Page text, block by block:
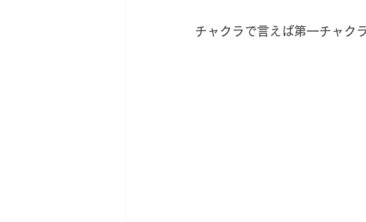
チャクラで言えば第一チャク